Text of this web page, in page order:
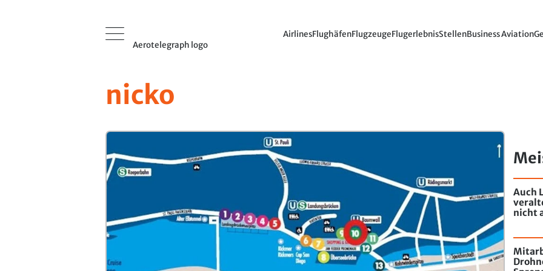
Aerotelegraph logo
AirlinesFlughäfenFlugzeugeFlugerlebnisStellenBusiness Aviation
nicko
Auch
nicht